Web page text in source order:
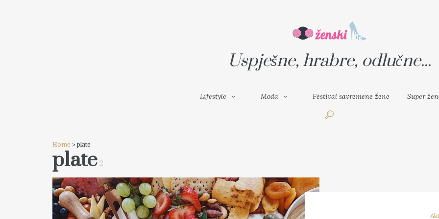
SUPER ŽENA
Uspješne, hrabre, odlučne...
Lifestyle Moda Festival savremene žene Super
Home > plate
plate 2